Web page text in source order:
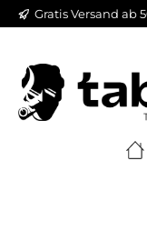
Zur
Gratis Versand ab